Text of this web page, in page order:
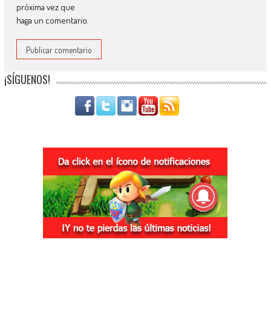
próxima vez que
haga un comentario.
¡SÍGUENOS!